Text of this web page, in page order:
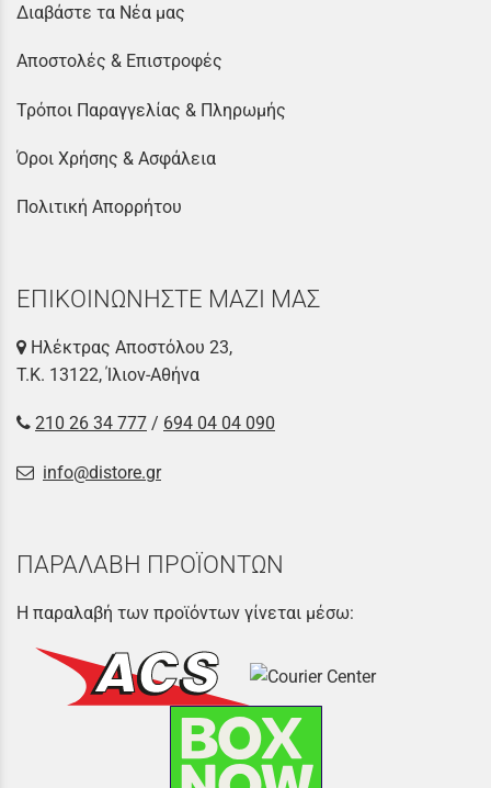
Διαβάστε τα Νέα μας
Αποστολές & Επιστροφές
Τρόποι Παραγγελίας & Πληρωμής
Όροι Χρήσης & Ασφάλεια
Πολιτική Απορρήτου
ΕΠΙΚΟΙΝΩΝΗΣΤΕ ΜΑΖΙ ΜΑΣ
Ηλέκτρας Αποστόλου 23,
Τ.Κ. 13122, Ίλιον-Αθήνα
210 26 34 777 / 694 04 04 090
info@distore.gr
ΠΑΡΑΛΑΒΗ ΠΡΟΪΟΝΤΩΝ
Η παραλαβή των προϊόντων γίνεται μέσω: